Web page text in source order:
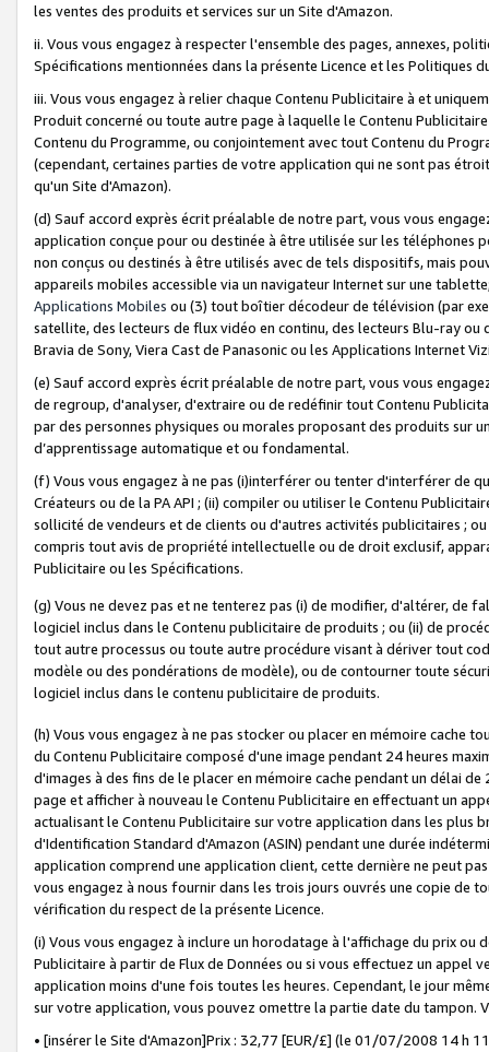
les ventes des produits et services sur un Site d'Amazon.
ii. Vous vous engagez à respecter l'ensemble des pages, annexes,
Spécifications mentionnées dans la présente Licence et les Politiques
iii. Vous vous engagez à relier chaque Contenu Publicitaire à et
Produit concerné ou toute autre page à laquelle le Contenu
Contenu du Programme, ou conjointement avec tout Contenu du
(cependant, certaines parties de votre application qui ne sont pas
qu'un Site d'Amazon).
(d) Sauf accord exprès écrit préalable de notre part, vous vous
application conçue pour ou destinée à être utilisée sur les téléphones
non conçus ou destinés à être utilisés avec de tels dispositifs, mais
appareils mobiles accessible via un navigateur Internet sur une
Applications Mobiles ou (3) tout boîtier décodeur de télévision (par
satellite, des lecteurs de flux vidéo en continu, des lecteurs Blu-ray
Bravia de Sony, Viera Cast de Panasonic ou les Applications Internet
(e) Sauf accord exprès écrit préalable de notre part, vous vous
de regroup, d'analyser, d'extraire ou de redéfinir tout Contenu
par des personnes physiques ou morales proposant des produits sur
d’apprentissage automatique et ou fondamental.
(f) Vous vous engagez à ne pas (i)interférer ou tenter d'interférer de
Créateurs ou de la PA API ; (ii) compiler ou utiliser le Contenu
sollicité de vendeurs et de clients ou d'autres activités publicitaires ;
compris tout avis de propriété intellectuelle ou de droit exclusif,
Publicitaire ou les Spécifications.
(g) Vous ne devez pas et ne tenterez pas (i) de modifier, d'altérer, de
logiciel inclus dans le Contenu publicitaire de produits ; ou (ii) de
tout autre processus ou toute autre procédure visant à dériver tout
modèle ou des pondérations de modèle), ou de contourner toute
logiciel inclus dans le contenu publicitaire de produits.
(h) Vous vous engagez à ne pas stocker ou placer en mémoire cache
du Contenu Publicitaire composé d'une image pendant 24 heures
d'images à des fins de le placer en mémoire cache pendant un délai
page et afficher à nouveau le Contenu Publicitaire en effectuant un
actualisant le Contenu Publicitaire sur votre application dans les plus
d'Identification Standard d'Amazon (ASIN) pendant une durée
application comprend une application client, cette dernière ne peut
vous engagez à nous fournir dans les trois jours ouvrés une copie de
vérification du respect de la présente Licence.
(i) Vous vous engagez à inclure un horodatage à l'affichage du prix
Publicitaire à partir de Flux de Données ou si vous effectuez un appel
application moins d'une fois toutes les heures. Cependant, le jour
sur votre application, vous pouvez omettre la partie date du tampon.
• [insérer le Site d'Amazon]Prix : 32,77 [EUR/£] (le 01/07/2008 14 h